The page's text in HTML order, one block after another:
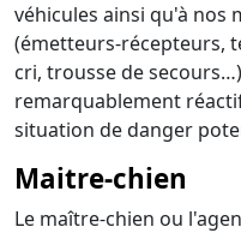
véhicules ainsi qu'à nos
(émetteurs-récepteurs,
cri, trousse de
remarquablement
situation de danger
Maitre-chien
Le maître-chien ou